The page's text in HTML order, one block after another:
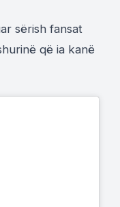
sërish fansat
që ia kanë